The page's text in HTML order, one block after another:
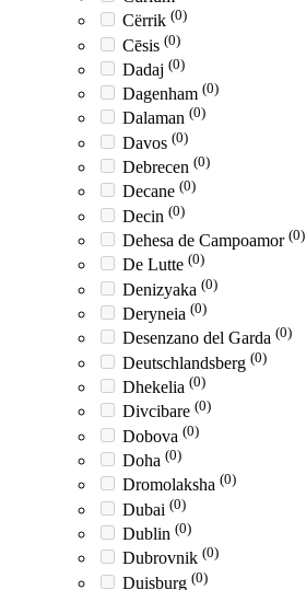
Cërrik (0)
Cēsis (0)
Dadaj (0)
Dagenham (0)
Dalaman (0)
Davos (0)
Debrecen (0)
Decane (0)
Decin (0)
Dehesa de Campoamor (0)
De Lutte (0)
Denizyaka (0)
Deryneia (0)
Desenzano del Garda (0)
Deutschlandsberg (0)
Dhekelia (0)
Divcibare (0)
Dobova (0)
Doha (0)
Dromolaksha (0)
Dubai (0)
Dublin (0)
Dubrovnik (0)
Duisburg (0)